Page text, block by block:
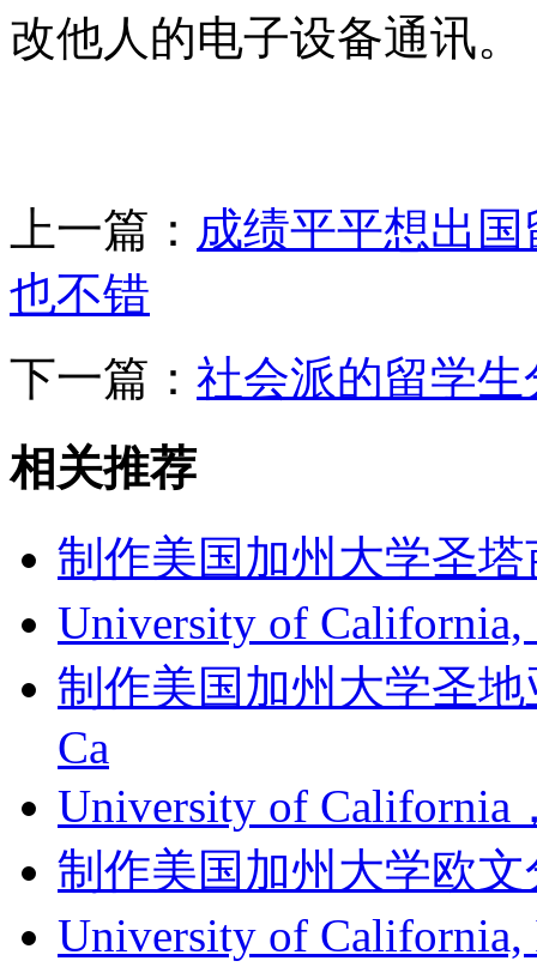
改他人的电子设备通讯。
上一篇： 成绩平平想出
也不错
下一篇： 社会派的留学
相关推荐
制作美国加州大学圣
University of California,
制作美国加州大学圣
Ca
University of California
制作美国加州大学欧
University of